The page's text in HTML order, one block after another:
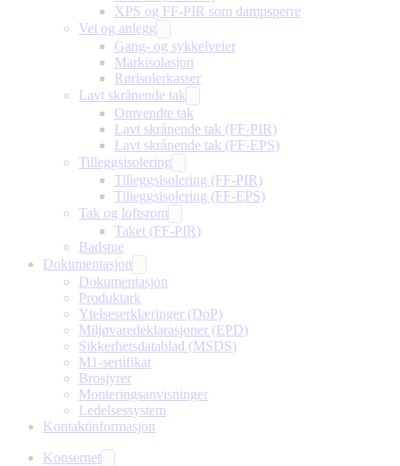
XPS og FF-PIR som dampsperre
Vei og anlegg
Gang- og sykkelveier
Markisolasjon
Rørisolerkasser
Lavt skrånende tak
Omvendte tak
Lavt skrånende tak (FF-PIR)
Lavt skrånende tak (FF-EPS)
Tilleggsisolering
Tilleggsisolering (FF-PIR)
Tilleggsisolering (FF-EPS)
Tak og loftsrom
Taket (FF-PIR)
Badstue
Dokumentasjon
Dokumentasjon
Produktark
Ytelseserklæringer (DoP)
Miljøvaredeklarasjoner (EPD)
Sikkerhetsdatablad (MSDS)
M1-sertifikat
Brosjyrer
Monteringsanvisninger
Ledelsessystem
Kontaktinformasjon
Konsernet